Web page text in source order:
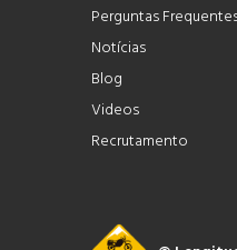
Perguntas
Notícias
Blog
Videos
Recrutamento